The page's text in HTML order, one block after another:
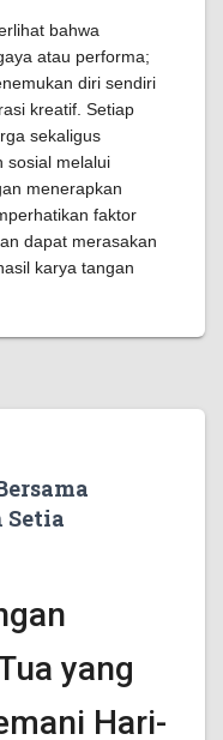
bahwa
atau performa;
diri sendiri
kreatif. Setiap
sekaligus
sosial melalui
menerapkan
faktor
dapat merasakan
karya tangan
Setia
yang
Hari-